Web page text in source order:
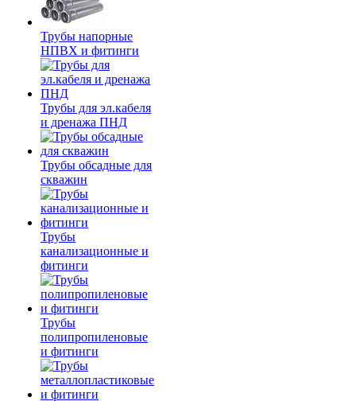
Трубы напорные
НПВХ и фитинги
Трубы для эл.кабеля
и дренажа ПНД
Трубы обсадные для
скважин
Трубы
канализационные и
фитинги
Трубы
полипропиленовые
и фитинги